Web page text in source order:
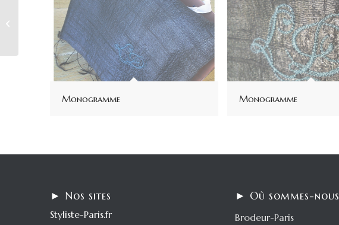
Monogramme Monogramme
► Nos sites
Styliste-Paris.fr
► Où sommes-nous
Brodeur-Paris
Alpha Fight Club |
Blouson brodé